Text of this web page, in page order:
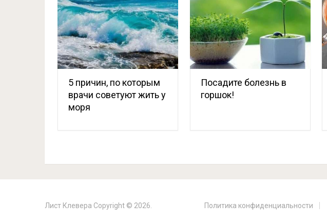
5 причин, по которым
врачи советуют жить у
моря
Посадите болезнь в
горшок!
Лист Клевера Copyright © 2026. Политика конфиденциальности